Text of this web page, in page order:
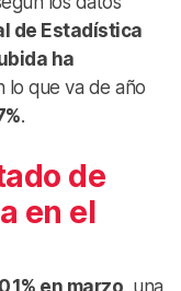
de Estadística
ha
lo que va de año
.
de
en el
en marzo, una